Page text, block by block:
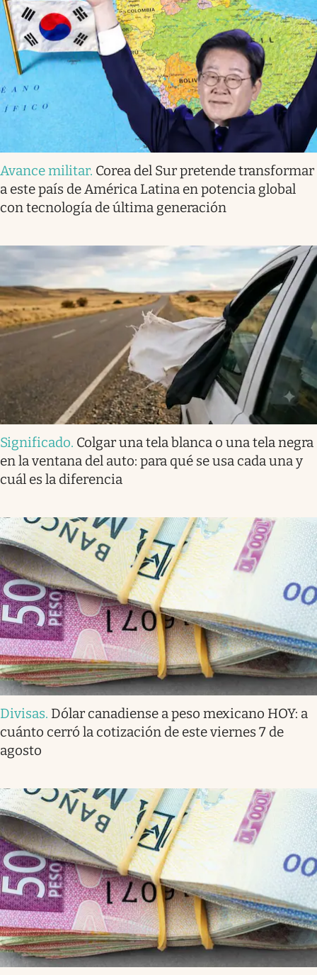
Avance militar. Corea del Sur pretende transformar
a este país de América Latina en potencia global
con tecnología de última generación
Significado. Colgar una tela blanca o una tela negra
en la ventana del auto: para qué se usa cada una y
cuál es la diferencia
Divisas. Dólar canadiense a peso mexicano HOY: a
cuánto cerró la cotización de este viernes 7 de
agosto